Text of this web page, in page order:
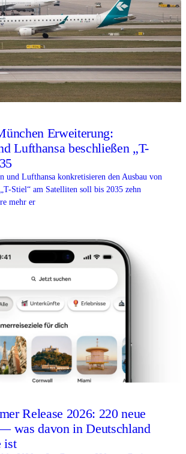
Erweiterung:
Lufthansa beschließen „T-
und Lufthansa konkretisieren den Ausbau von
Stiel“ am Satelliten soll bis 2035 zehn
mehr er
Release 2026: 220 neue
was davon in Deutschland
ist